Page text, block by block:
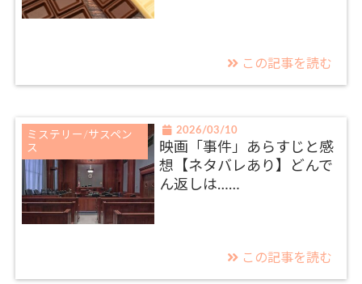
この記事を読む
ミステリー/サスペン
ス
2026/03/10
映画「事件」あらすじと感
想【ネタバレあり】どんで
ん返しは……
この記事を読む